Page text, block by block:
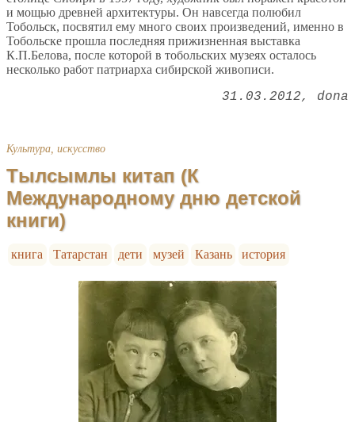
и мощью древней архитектуры. Он навсегда полюбил
Тобольск, посвятил ему много своих произведений, именно в
Тобольске прошла последняя прижизненная выставка
К.П.Белова, после которой в тобольских музеях осталось
несколько работ патриарха сибирской живописи.
31.03.2012 dona
Культура, искусство
Тылсымлы китап (К
Международному дню детской
книги)
книга Татарстан дети музей Казань история